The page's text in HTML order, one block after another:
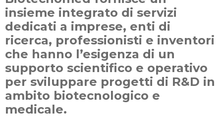
insieme integrato di servizi
dedicati a imprese, enti di
ricerca, professionisti e inventori
che hanno l’esigenza di un
supporto scientifico e operativo
per sviluppare progetti di R&D in
ambito biotecnologico e
medicale.